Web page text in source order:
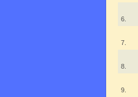
6.
7.
8.
9.